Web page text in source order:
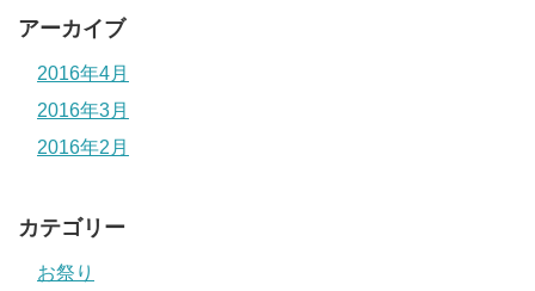
アーカイブ
2016年4月
2016年3月
2016年2月
カテゴリー
お祭り